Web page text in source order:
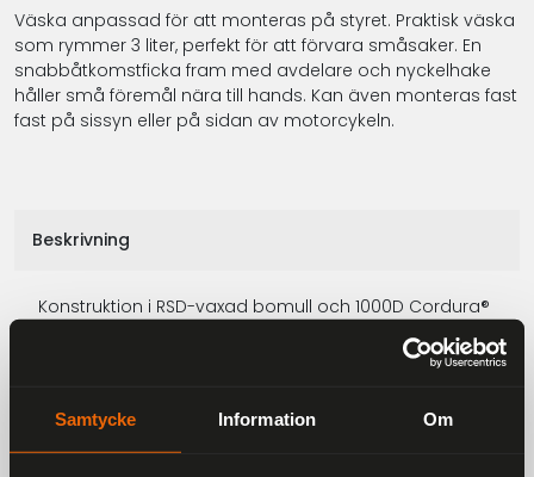
Samtycke Information Om
Väska anpassad för att monteras på styret. Praktisk väska
som rymmer 3 liter, perfekt för att förvara småsaker. En
snabbåtkomstficka fram med avdelare och nyckelhake
håller små föremål nära till hands. Kan även monteras fast
fast på sissyn eller på sidan av motorcykeln.
Beskrivning
Konstruktion i RSD-vaxad bomull och 1000D Cordura®
nyckelhake